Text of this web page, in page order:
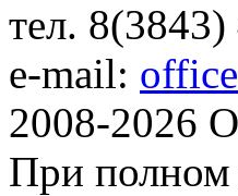
тел.
e-mail:
2008-2026
При полном